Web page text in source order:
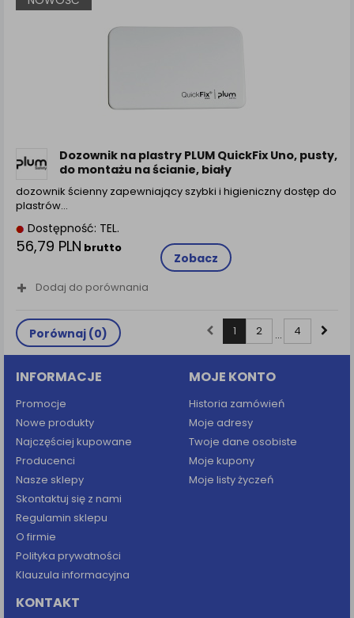
Dozownik na plastry PLUM QuickFix Uno, pusty,
do montażu na ścianie, biały
dozownik ścienny zapewniający szybki i higieniczny dostęp do
plastrów…
Dostępność: TEL.
56,79 PLN brutto
Zobacz
Dodaj do porównania
Porównaj (0) 1 2 ... 4
INFORMACJE
Promocje
Nowe produkty
Najczęściej kupowane
Producenci
Nasze sklepy
Skontaktuj się z nami
Regulamin sklepu
O firmie
Polityka prywatności
Klauzula informacyjna
MOJE KONTO
Historia zamówień
Moje adresy
Twoje dane osobiste
Moje kupony
Moje listy życzeń
KONTAKT